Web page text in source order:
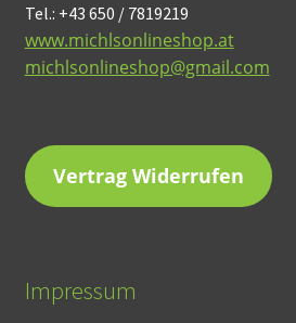
Tel.: +43 650 / 7819219
www.michlsonlineshop.at
michlsonlineshop@gmail.com
Vertrag Widerrufen
Impressum